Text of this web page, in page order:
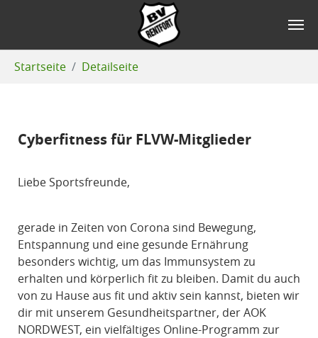
Startseite Detailseite
Cyberfitness für FLVW-Mitglieder
Liebe Sportsfreunde,
gerade in Zeiten von Corona sind Bewegung,
Entspannung und eine gesunde Ernährung
besonders wichtig, um das Immunsystem zu
erhalten und körperlich fit zu bleiben. Damit du auch
von zu Hause aus fit und aktiv sein kannst, bieten wir
dir mit unserem Gesundheitspartner, der AOK
NORDWEST, ein vielfältiges Online-Programm zur